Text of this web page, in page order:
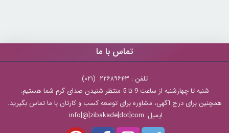
تماس با ما
تلفن : ۲۲۶۸۹۶۴۳ (۰۲۱)
شنبه تا چهارشنبه از ساعت 9 تا 5 منتظر شنیدن صدای گرم شما هستیم.
همچنین برای درج آگهی، مشاوره برای توسعه کسب و کارتان با ما تماس بگیرید.
ایمیل: info[@]zibakade[dot]com